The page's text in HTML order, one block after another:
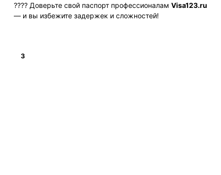
???? Доверьте свой паспорт профессионалам Visa123.ru
— и вы избежите задержек и сложностей!
3